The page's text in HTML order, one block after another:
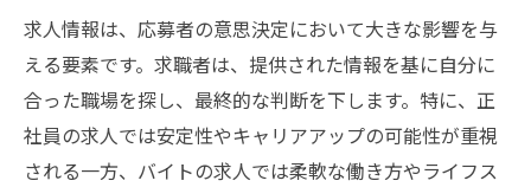
求人情報は、応募者の意思決定において大きな影響を与
える要素です。求職者は、提供された情報を基に自分に
合った職場を探し、最終的な判断を下します。特に、正
社員の求人では安定性やキャリアアップの可能性が重視
される一方、バイトの求人では柔軟な働き方やライフス